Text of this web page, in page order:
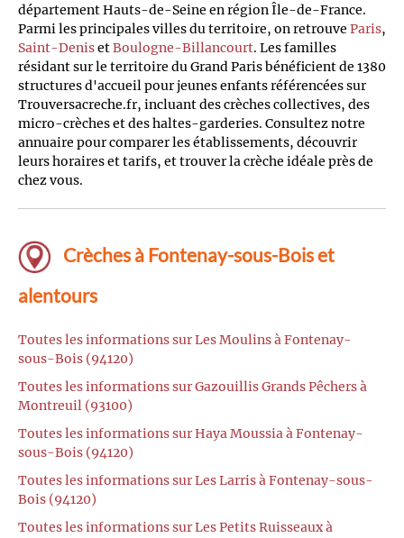
département Hauts-de-Seine en région Île-de-France.
Parmi les principales villes du territoire, on retrouve Paris,
Saint-DenisetBoulogne-Billancourt. Les familles
résidant sur le territoire du Grand Paris bénéficient de 1380
structures d'accueil pour jeunes enfants référencées sur
Trouversacreche.fr, incluant des crèches collectives, des
micro-crèches et des haltes-garderies. Consultez notre
annuaire pour comparer les établissements, découvrir
leurs horaires et tarifs, et trouver la crèche idéale près de
chez vous.
Crèches à Fontenay-sous-Bois et
alentours
Toutes les informations sur Les Moulins à Fontenay-
sous-Bois (94120)
Toutes les informations sur Gazouillis Grands Pêchers à
Montreuil (93100)
Toutes les informations sur Haya Moussia à Fontenay-
sous-Bois (94120)
Toutes les informations sur Les Larris à Fontenay-sous-
Bois (94120)
Toutes les informations sur Les Petits Ruisseaux à